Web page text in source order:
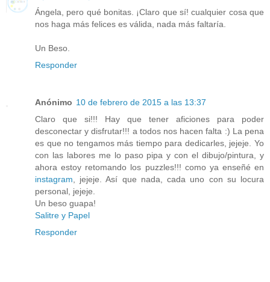
Ángela, pero qué bonitas. ¡Claro que sí! cualquier cosa que
nos haga más felices es válida, nada más faltaría.
Un Beso.
Responder
Anónimo 10 de febrero de 2015 a las 13:37
Claro que si!!! Hay que tener aficiones para poder
desconectar y disfrutar!!! a todos nos hacen falta :) La pena
es que no tengamos más tiempo para dedicarles, jejeje. Yo
con las labores me lo paso pipa y con el dibujo/pintura, y
ahora estoy retomando los puzzles!!! como ya enseñé en
instagram, jejeje. Así que nada, cada uno con su locura
personal, jejeje.
Un beso guapa!
Salitre y Papel
Responder